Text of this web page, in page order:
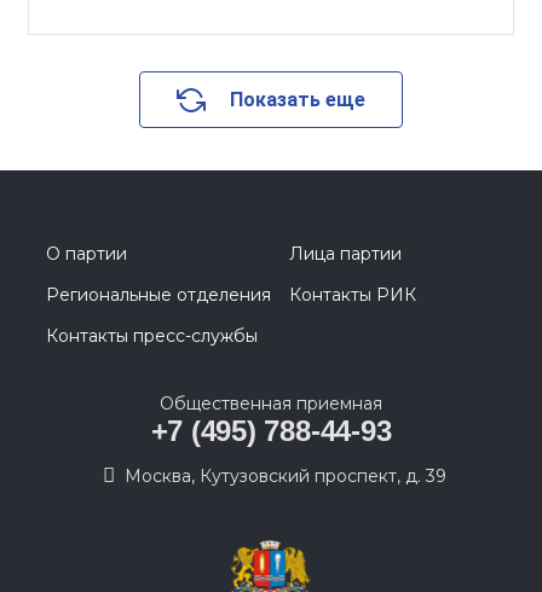
Показать еще
О партии
Лица партии
Региональные отделения
Контакты РИК
Контакты пресс-службы
Общественная приемная
+7 (495) 788-44-93
Москва, Кутузовский проспект, д. 39